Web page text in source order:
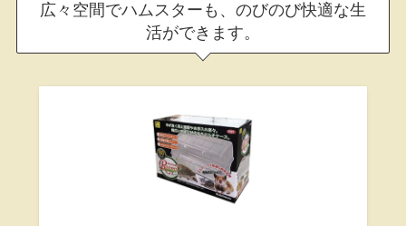
広々空間でハムスターも、のびのび快適な生
活ができます。